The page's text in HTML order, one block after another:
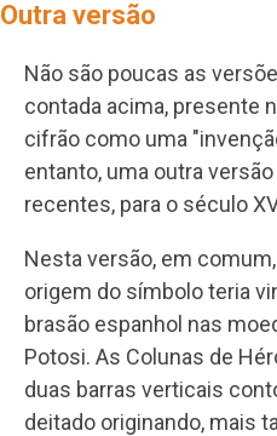
Outra versão
Não são poucas as
contada acima, presente
cifrão como uma
entanto, uma outra
recentes, para o século
Nesta versão, em
origem do símbolo teria
brasão espanhol nas
Potosi. As Colunas de
duas barras verticais
deitado originando, mais